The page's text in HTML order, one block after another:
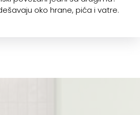
oko hrane, pića i vatre.